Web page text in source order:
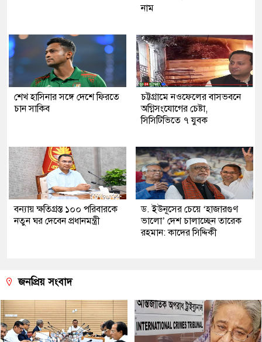
নাম
শেখ হাসিনার সঙ্গে দেশে ফিরতে
চান সাকিব
চট্টগ্রামে নওফেলের বাসভবনে
অগ্নিসংযোগের চেষ্টা,
সিসিটিভিতে ৭ যুবক
বন্যায় ক্ষতিগ্রস্ত ১০০ পরিবারকে
নতুন ঘর দেবেন প্রধানমন্ত্রী
ড. ইউনূসের চেয়ে ‘হাজারগুণ
ভালো’ দেশ চালাচ্ছেন তারেক
রহমান: কাদের সিদ্দিকী
জনপ্রিয় সংবাদ